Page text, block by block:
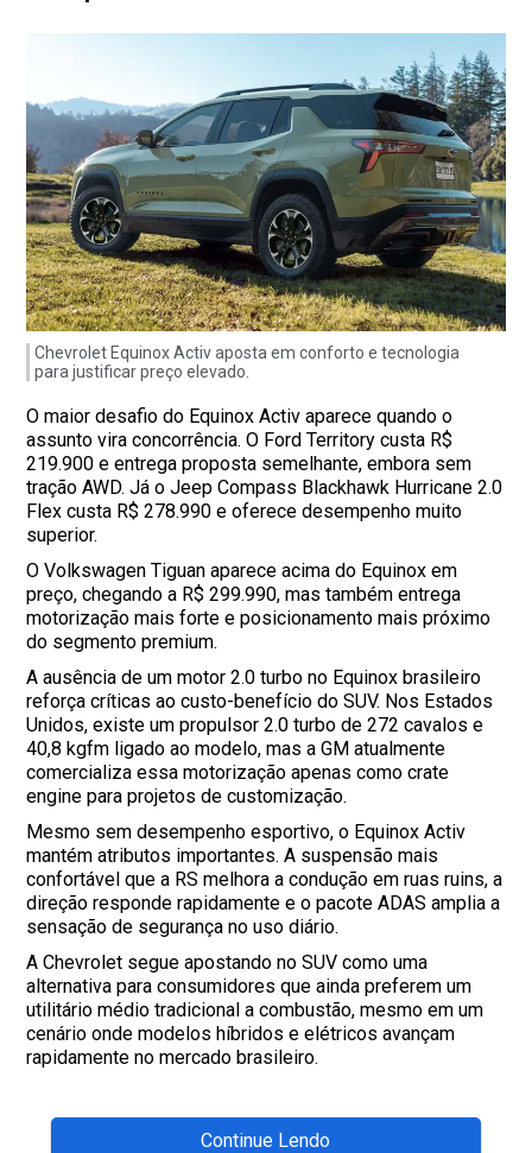
Chevrolet Equinox Activ aposta em conforto e tecnologia
para justificar preço elevado.
O maior desafio do Equinox Activ aparece quando o
assunto vira concorrência. O Ford Territory custa R$
219.900 e entrega proposta semelhante, embora sem
tração AWD. Já o Jeep Compass Blackhawk Hurricane 2.0
Flex custa R$ 278.990 e oferece desempenho muito
superior.
O Volkswagen Tiguan aparece acima do Equinox em
preço, chegando a R$ 299.990, mas também entrega
motorização mais forte e posicionamento mais próximo
do segmento premium.
A ausência de um motor 2.0 turbo no Equinox brasileiro
reforça críticas ao custo-benefício do SUV. Nos Estados
Unidos, existe um propulsor 2.0 turbo de 272 cavalos e
40,8 kgfm ligado ao modelo, mas a GM atualmente
comercializa essa motorização apenas como crate
engine para projetos de customização.
Mesmo sem desempenho esportivo, o Equinox Activ
mantém atributos importantes. A suspensão mais
confortável que a RS melhora a condução em ruas ruins, a
direção responde rapidamente e o pacote ADAS amplia a
sensação de segurança no uso diário.
A Chevrolet segue apostando no SUV como uma
alternativa para consumidores que ainda preferem um
utilitário médio tradicional a combustão, mesmo em um
cenário onde modelos híbridos e elétricos avançam
rapidamente no mercado brasileiro.
Continue Lendo